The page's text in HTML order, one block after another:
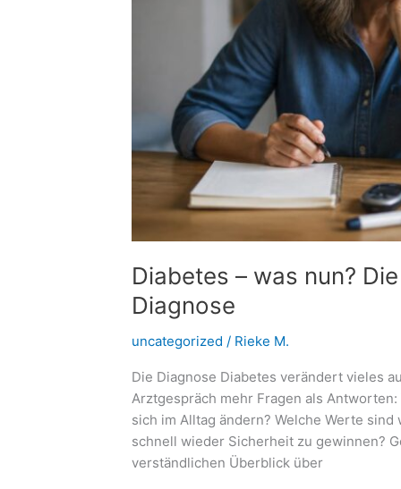
Diabetes – was nun?
Diagnose
uncategorized / Rieke M.
Die Diagnose Diabetes verändert vieles
Arztgespräch mehr Fragen als
sich im Alltag ändern? Welche Werte
schnell wieder Sicherheit zu gewinnen?
verständlichen Überblick über